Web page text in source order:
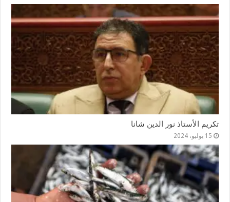
تكريم الأستاذ نور الدين شانا
15 يوليو، 2024